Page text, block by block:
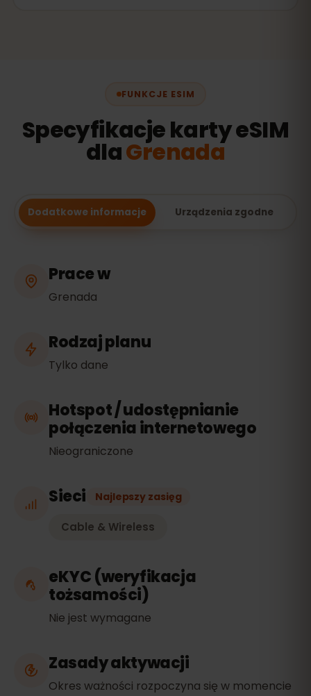
FUNKCJE ESIM
Specyfikacje karty eSIM
dlaGrenada
Dodatkowe informacje Urządzenia zgodne
Prace w
Grenada
Rodzaj planu
Tylko dane
Hotspot / udostępnianie
połączenia internetowego
Nieograniczone
Sieci Najlepszy zasięg
Cable & Wireless
eKYC (weryfikacja
tożsamości)
Nie jest wymagane
Zasady aktywacji
Okres ważności rozpoczyna się w momencie